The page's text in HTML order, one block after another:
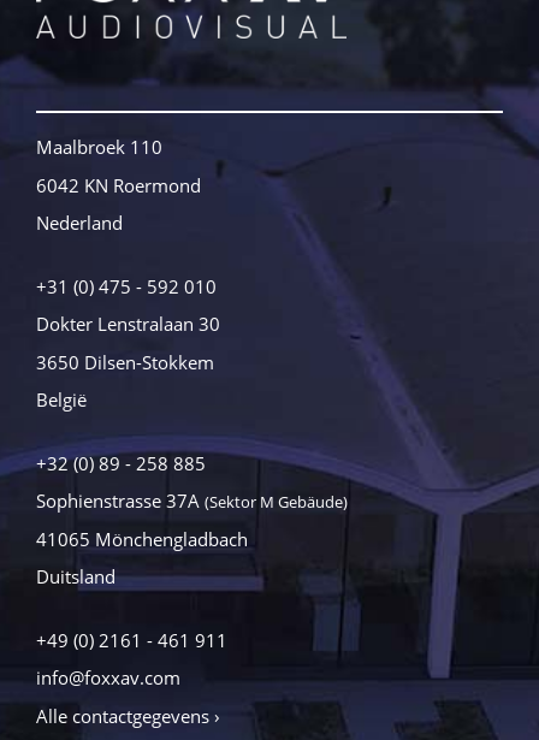
Maalbroek 110
6042 KN Roermond
Nederland
+31 (0) 475 - 592 010
Dokter Lenstralaan 30
3650 Dilsen-Stokkem
België
+32 (0) 89 - 258 885
Sophienstrasse 37A (Sektor M Gebäude)
41065 Mönchengladbach
Duitsland
+49 (0) 2161 - 461 911
info@foxxav.com
Alle contactgegevens ›